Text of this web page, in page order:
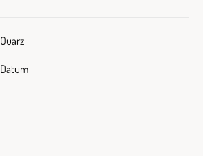
Quarz
Datum